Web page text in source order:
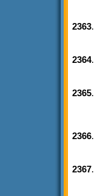
2363.
2364.
2365.
2366.
2367.